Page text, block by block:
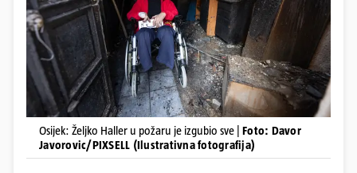
Osijek: Željko Haller u požaru je izgubio sve | Foto: Davor
Javorovic/PIXSELL (Ilustrativna fotografija)